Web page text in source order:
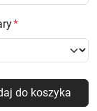
do koszyka